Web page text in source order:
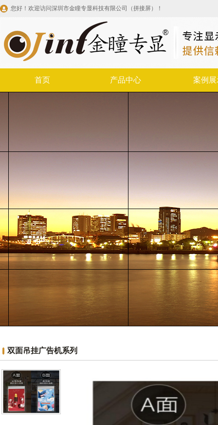
您好！欢迎访问深圳市金瞳专显科技有限公司（拼接屏）！
首页 产品中心 案例展
双面吊挂广告机系列